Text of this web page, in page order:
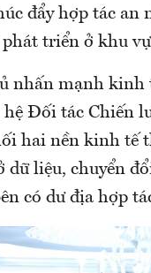
đẩy hợp tác
triển ở khu
nhấn mạnh
hệ Đối tác Chiến
hai nền kinh
dữ liệu, chuyển
có dư địa hợp